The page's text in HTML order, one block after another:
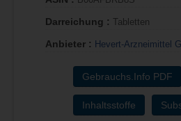
Darreichung : Tabletten
Anbieter : Hevert-Arzneimittel
Gebrauchs.Info PDF
Inhaltsstoffe